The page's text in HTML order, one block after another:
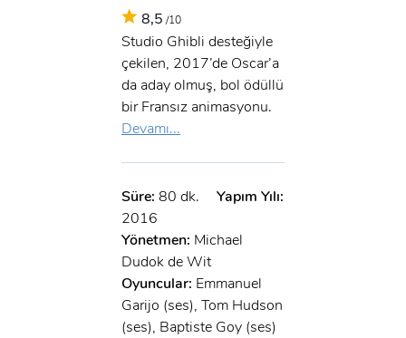
8,5 /10
Studio Ghibli desteğiyle
çekilen, 2017’de Oscar’a
da aday olmuş, bol ödüllü
bir Fransız animasyonu.
Devamı...
Süre: 80 dk.
Yapım Yılı:
2016
Yönetmen: Michael
Dudok de Wit
Oyuncular: Emmanuel
Garijo (ses), Tom Hudson
(ses), Baptiste Goy (ses)